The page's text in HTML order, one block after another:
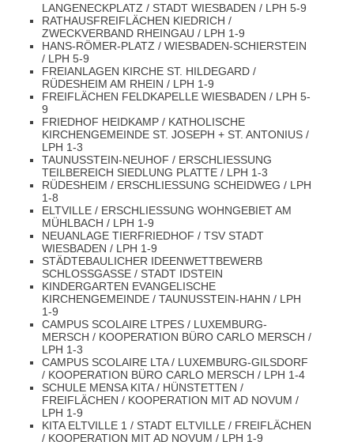
ANGENECKPLATZ / STADT WIESBADEN / LPH 5-9
RATHAUSFREIFLÄCHEN KIEDRICH /
ZWECKVERBAND RHEINGAU / LPH 1-9
HANS-RÖMER-PLATZ / WIESBADEN-SCHIERSTEIN
/ LPH 5-9
FREIANLAGEN KIRCHE ST. HILDEGARD /
RÜDESHEIM AM RHEIN / LPH 1-9
FREIFLÄCHEN FELDKAPELLE WIESBADEN / LPH 5-
9
FRIEDHOF HEIDKAMP / KATHOLISCHE
KIRCHENGEMEINDE ST. JOSEPH + ST. ANTONIUS /
LPH 1-3
TAUNUSSTEIN-NEUHOF / ERSCHLIESSUNG T
EILBEREICH SIEDLUNG PLATTE / LPH 1-3
RÜDESHEIM / ERSCHLIESSUNG SCHEIDWEG / LPH 1
-8
ELTVILLE / ERSCHLIESSUNG WOHNGEBIET AM M
ÜHLBACH / LPH 1-9
NEUANLAGE TIERFRIEDHOF / TSV STADT
WIESBADEN / LPH 1-9
STÄDTEBAULICHER IDEENWETTBEWERB
SCHLOSSGASSE / STADT IDSTEIN
KINDERGARTEN EVANGELISCHE
KIRCHENGEMEINDE / TAUNUSSTEIN-HAHN / LPH
1-9
CAMPUS SCOLAIRE LTPES / LUXEMBURG-
MERSCH / KOOPERATION BÜRO CARLO MERSCH /
LPH 1-3
CAMPUS SCOLAIRE LTA / LUXEMBURG-GILSDORF
/ KOOPERATION BÜRO CARLO MERSCH / LPH 1-4
SCHULE MENSA KITA / HÜNSTETTEN /
FREIFLÄCHEN / KOOPERATION MIT AD NOVUM /
LPH 1-9
KITA ELTVILLE 1 / STADT ELTVILLE / FREIFLÄCHEN
/ KOOPERATION MIT AD NOVUM / LPH 1-9